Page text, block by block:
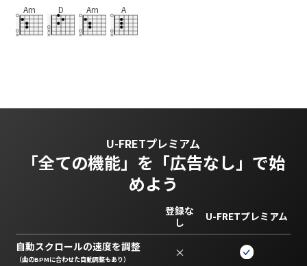
Am D Am A
U-FRETプレミアム
「全ての機能」を 「広告なし」で始
めよう
登録な
し
U-FRETプレミアム
自動スクロールの速度を調整
（曲のBPMに合わせた自動調整もあり） ×